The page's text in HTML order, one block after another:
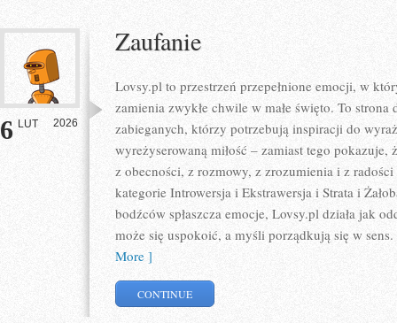
6 LUT 2026
Zaufanie
Lovsy.pl to przestrzeń przepełnione emocji, w
zamienia zwykłe chwile w małe święto. To
zabieganych, którzy potrzebują inspiracji do
wyreżyserowaną miłość – zamiast tego pokazuje,
z obecności, z rozmowy, z zrozumienia i z
kategorie Introwersja i Ekstrawersja i Strata i
bodźców spłaszcza emocje, Lovsy.pl działa jak
może się uspokoić, a myśli porządkują się w sens.
More ]
CONTINUE